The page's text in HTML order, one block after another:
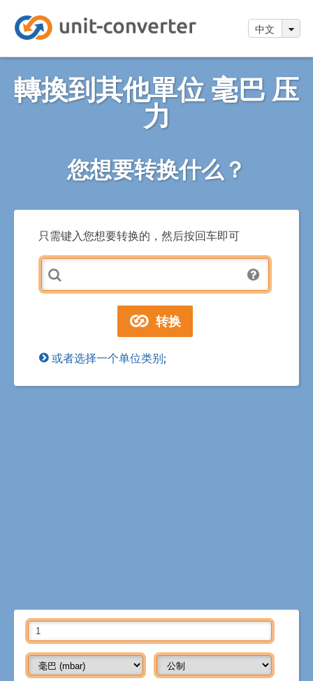
中文
轉換到其他單位 毫巴 压
力
您想要转换什么？
只需键入您想要转换的，然后按回车即可
或者选择一个单位类别;